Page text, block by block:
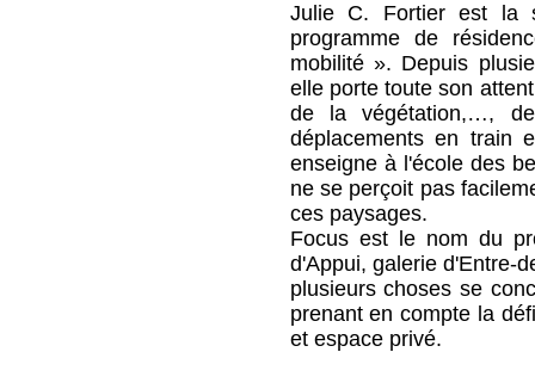
Julie C. Fortier est la
programme de
mobilité ». Depuis
elle porte toute son
de la végétation,…,
déplacements en train
enseigne à l'école des
ne se perçoit pas
ces paysages.
Focus est le nom du
d'Appui, galerie d'Entre-
plusieurs choses se
prenant en compte la
et espace privé.